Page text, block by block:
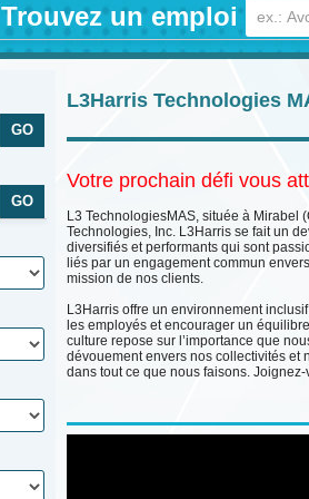
Trouvez un emploi
L3Harris Technologies
Votre prochain défi vous
L3 TechnologiesMAS, située à Mirabel
Technologies, Inc. L3Harris se fait un
diversifiés et performants qui sont
liés par un engagement commun
mission de nos clients.
L3Harris offre un environnement
les employés et encourager un
culture repose sur l’importance que
dévouement envers nos collectivités et
dans tout ce que nous faisons. Joignez-